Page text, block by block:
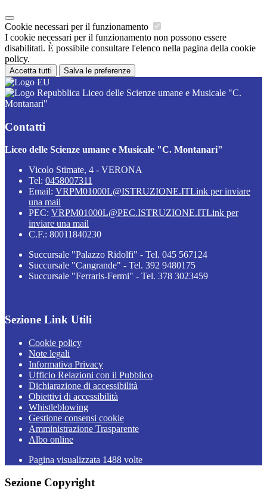
Cookie necessari per il funzionamento
I cookie necessari per il funzionamento non possono essere
disabilitati. È possibile consultare l'elenco nella pagina della cookie
policy.
Accetta tutti Salva le preferenze
Liceo delle Scienze umane e Musicale "C.
Montanari"
Contatti
Liceo delle Scienze umane e Musicale "C. Montanari"
Vicolo Stimate, 4 - VERONA
Tel: 0458007311
Email: VRPM01000L@ISTRUZIONE.ITLink per inviare
una mail
PEC: VRPM01000L@PEC.ISTRUZIONE.ITLink per
inviare una mail
C.F.: 80011840230
Succursale "Palazzo Ridolfi" - Tel. 045 567124
Succursale "Cangrande" - Tel. 392 9480175
Succursale "Ferraris-Fermi" - Tel. 378 3023459
Sezione Link Utili
Cookie policy
Note legali
Informativa Privacy
Ufficio Relazioni con il Pubblico
Dichiarazione di accessibilità
Obiettivi di accessibilità
Whistleblowing
Gestione consensi cookie
Amministrazione Trasparente
Albo online
Pagina visualizzata 1488 volte
Sezione Copyright